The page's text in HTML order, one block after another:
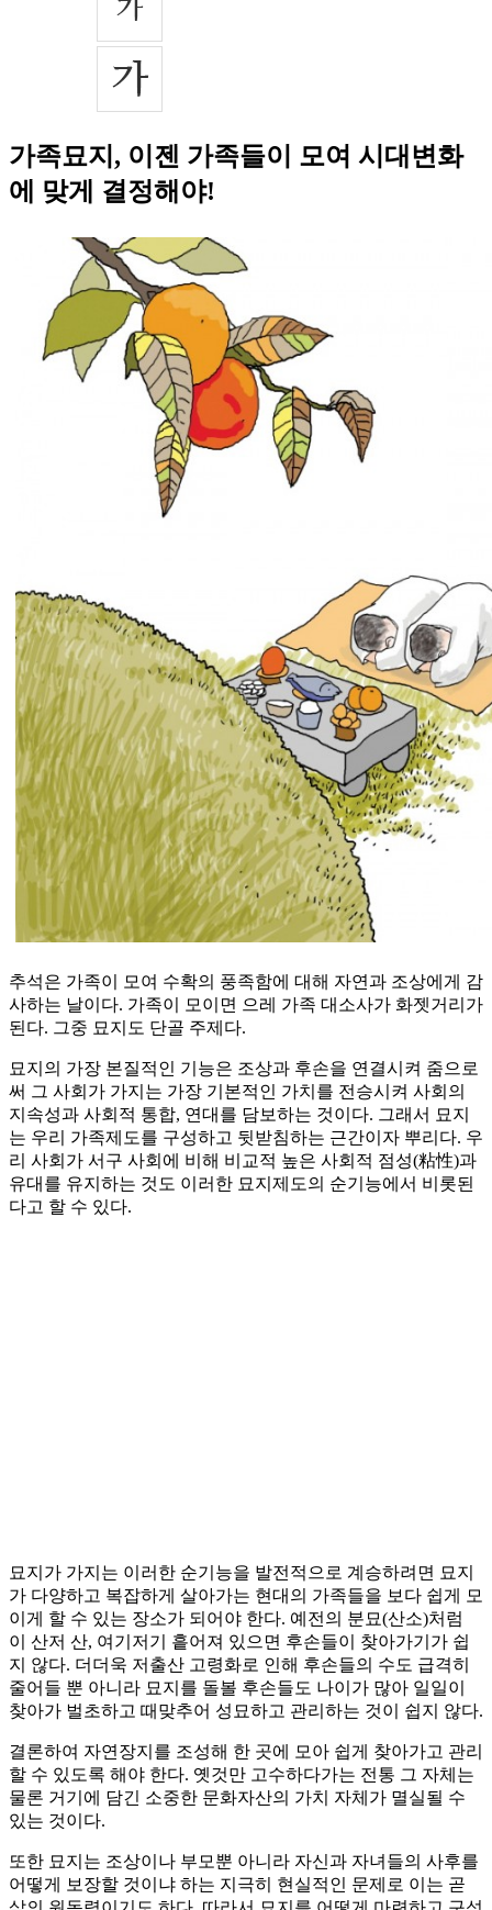
가족묘지, 이젠 가족들이 모여 시대변화
에 맞게 결정해야!
추석은 가족이 모여 수확의 풍족함에 대해 자연과 조상에게 감
사하는 날이다. 가족이 모이면 으레 가족 대소사가 화젯거리가
된다. 그중 묘지도 단골 주제다.
묘지의 가장 본질적인 기능은 조상과 후손을 연결시켜 줌으로
써 그 사회가 가지는 가장 기본적인 가치를 전승시켜 사회의
지속성과 사회적 통합, 연대를 담보하는 것이다. 그래서 묘지
는 우리 가족제도를 구성하고 뒷받침하는 근간이자 뿌리다. 우
리 사회가 서구 사회에 비해 비교적 높은 사회적 점성(粘性)과
유대를 유지하는 것도 이러한 묘지제도의 순기능에서 비롯된
다고 할 수 있다.
묘지가 가지는 이러한 순기능을 발전적으로 계승하려면 묘지
가 다양하고 복잡하게 살아가는 현대의 가족들을 보다 쉽게 모
이게 할 수 있는 장소가 되어야 한다. 예전의 분묘(산소)처럼
이 산저 산, 여기저기 흩어져 있으면 후손들이 찾아가기가 쉽
지 않다. 더더욱 저출산 고령화로 인해 후손들의 수도 급격히
줄어들 뿐 아니라 묘지를 돌볼 후손들도 나이가 많아 일일이
찾아가 벌초하고 때맞추어 성묘하고 관리하는 것이 쉽지 않다.
결론하여 자연장지를 조성해 한 곳에 모아 쉽게 찾아가고 관리
할 수 있도록 해야 한다. 옛것만 고수하다가는 전통 그 자체는
물론 거기에 담긴 소중한 문화자산의 가치 자체가 멸실될 수
있는 것이다.
또한 묘지는 조상이나 부모뿐 아니라 자신과 자녀들의 사후를
어떻게 보장할 것이냐 하는 지극히 현실적인 문제로 이는 곧